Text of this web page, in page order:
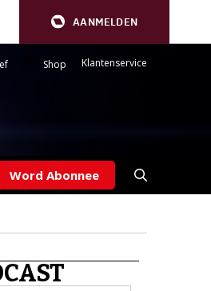
AANMELDEN
Shop Klantenservice
Word Abonnee